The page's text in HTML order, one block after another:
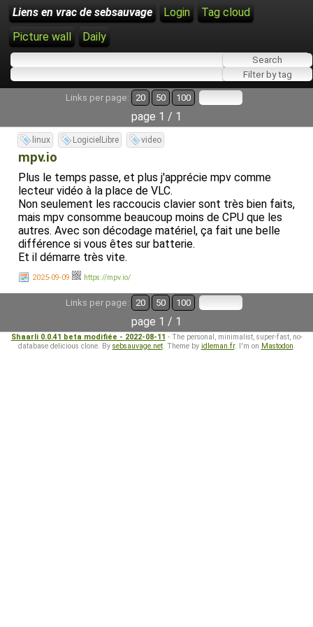
Liens en vrac de sebsauvage Login
Tag cloud
Picture wall
Daily
Links per page: 20 50 100
page 1 / 1
linux LogicielLibre video
mpv.io
Plus le temps passe, et plus j'apprécie mpv comme
lecteur vidéo à la place de VLC.
Non seulement les raccoucis clavier sont très bien faits,
mais mpv consomme beaucoup moins de CPU que les
autres. Avec son décodage matériel, ça fait une belle
différence si vous êtes sur batterie.
Et il démarre très vite.
2025-09-09 https://mpv.io/
Links per page: 20 50 100
page 1 / 1
Shaarli 0.0.41 beta modifiée - 2022-08-11 - The personal, minimalist, super-fast, no-
database delicious clone. By sebsauvage.net. Theme by idleman.fr. I'm on Mastodon.